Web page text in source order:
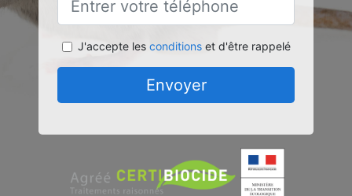
J'accepte les conditionset d'être rappelé
Envoyer